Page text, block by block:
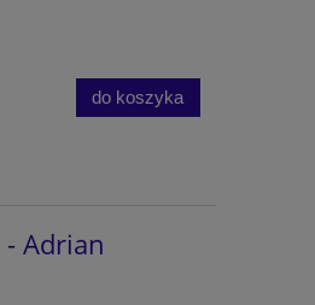
do koszyka
Adrian